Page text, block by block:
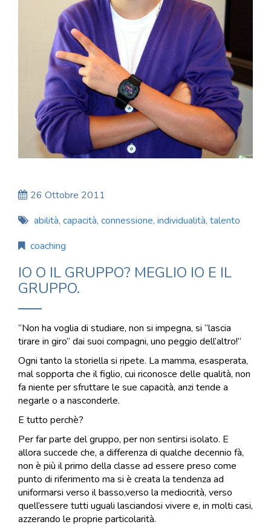
26 Ottobre 2011
abilità, capacità, connessione, individualità, talento
coaching
IO O IL GRUPPO? MEGLIO IO E IL
GRUPPO.
“Non ha voglia di studiare, non si impegna, si “lascia
tirare in giro” dai suoi compagni, uno peggio dell’altro!”
Ogni tanto la storiella si ripete. La mamma, esasperata,
mal sopporta che il figlio, cui riconosce delle qualità, non
fa niente per sfruttare le sue capacità, anzi tende a
negarle o a nasconderle.
E tutto perchè?
Per far parte del gruppo, per non sentirsi isolato. E
allora succede che, a differenza di qualche decennio fà,
non è più il primo della classe ad essere preso come
punto di riferimento ma si è creata la tendenza ad
uniformarsi verso il basso,verso la mediocrità, verso
quell’essere tutti uguali lasciandosi vivere e, in molti casi,
azzerando le proprie particolarità.